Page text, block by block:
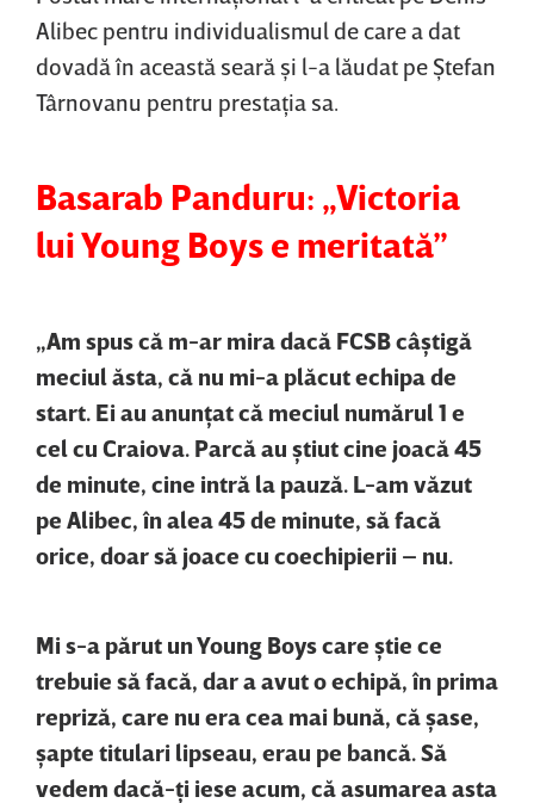
Alibec pentru individualismul de care a dat
dovadă în această seară şi l-a lăudat pe Ştefan
Târnovanu pentru prestaţia sa.
Basarab Panduru: „Victoria
lui Young Boys e meritată”
„Am spus că m-ar mira dacă FCSB câştigă
meciul ăsta, că nu mi-a plăcut echipa de
start. Ei au anunţat că meciul numărul 1 e
cel cu Craiova. Parcă au ştiut cine joacă 45
de minute, cine intră la pauză. L-am văzut
pe Alibec, în alea 45 de minute, să facă
orice, doar să joace cu coechipierii – nu.
Mi s-a părut un Young Boys care ştie ce
trebuie să facă, dar a avut o echipă, în prima
repriză, care nu era cea mai bună, că şase,
şapte titulari lipseau, erau pe bancă. Să
vedem dacă-ţi iese acum, că asumarea asta